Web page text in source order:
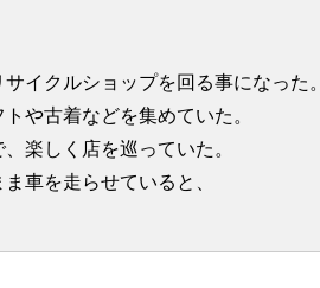
イクルショップを回る事になった。
や古着などを集めていた。
楽しく店を巡っていた。
車を走らせていると、